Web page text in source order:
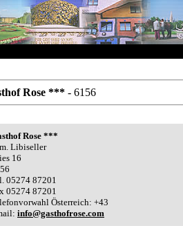
Rose *** - 6156
Rose ***
Libiseller
16
05274 87201
05274 87201
Österreich: +43
info@gasthofrose.com